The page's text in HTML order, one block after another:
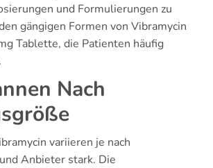
und Formulierungen zu
gängigen Formen von Vibramycin
Tablette, die Patienten häufig
Nach
variieren je nach
Anbieter stark. Die